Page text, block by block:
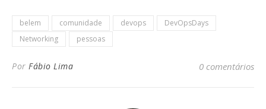
belem comunidade devops
DevOpsDays
Networking
pessoas
Por Fábio Lima 0 comentários